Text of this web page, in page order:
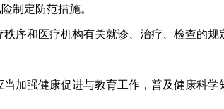
制定防范措施。
序和医疗机构有关就诊、治疗、检查的
加强健康促进与教育工作，普及健康科